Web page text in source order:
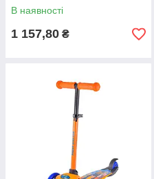
В наявності
1 157,80 ₴